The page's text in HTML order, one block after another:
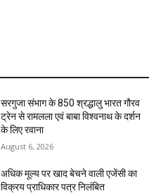
सरगुजा संभाग के 850 श्रद्धालु भारत गौरव
ट्रेन से रामलला एवं बाबा विश्वनाथ के दर्शन
के लिए रवाना
August 6, 2026
अधिक मूल्य पर खाद बेचने वाली एजेंसी का
विक्रय प्राधिकार पत्र निलंबित